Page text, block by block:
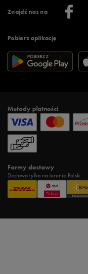
Znajdź nas na
Pobierz aplikację
Więcej regulaminów >
Informacje o firmie
Metody płatności
Formy dostawy
Dostawa tylko na terenie Polski